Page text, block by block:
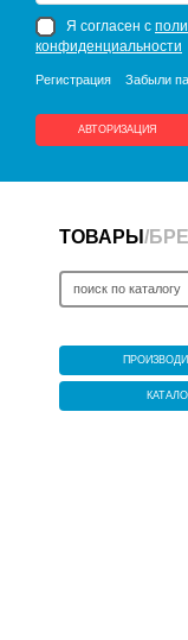
Я согласен с
конфиденциальности
Регистрация Забыли
АВТОРИЗАЦИЯ
ТОВАРЫ /